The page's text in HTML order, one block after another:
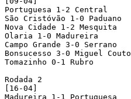
Portuguesa 1-2 Central
São Cristóvão 1-0 Paduano
Nova Cidade 1-2 Mesquita
Olaria 1-0 Madureira
Campo Grande 3-0 Serrano
Bonsucesso 3-0 Miguel Couto
Tomazinho 0-1 Rubro
Rodada 2
[16-04]
Madureira 1-1 Portuguesa